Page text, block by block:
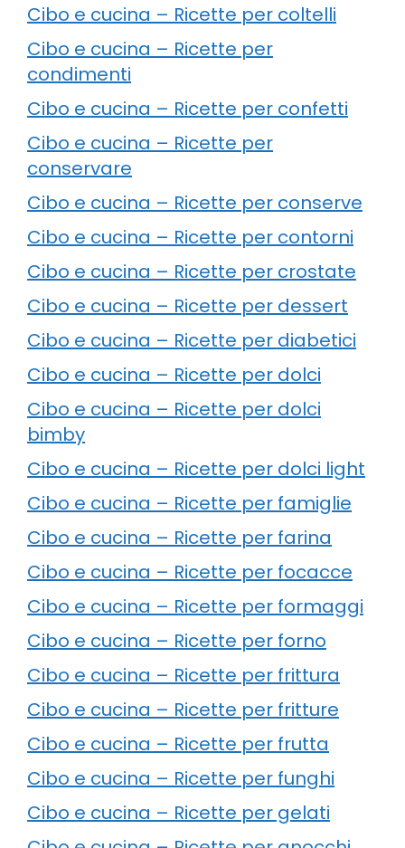
Cibo e cucina – Ricette per coltelli
Cibo e cucina – Ricette per
condimenti
Cibo e cucina – Ricette per confetti
Cibo e cucina – Ricette per
conservare
Cibo e cucina – Ricette per conserve
Cibo e cucina – Ricette per contorni
Cibo e cucina – Ricette per crostate
Cibo e cucina – Ricette per dessert
Cibo e cucina – Ricette per diabetici
Cibo e cucina – Ricette per dolci
Cibo e cucina – Ricette per dolci
bimby
Cibo e cucina – Ricette per dolci light
Cibo e cucina – Ricette per famiglie
Cibo e cucina – Ricette per farina
Cibo e cucina – Ricette per focacce
Cibo e cucina – Ricette per formaggi
Cibo e cucina – Ricette per forno
Cibo e cucina – Ricette per frittura
Cibo e cucina – Ricette per fritture
Cibo e cucina – Ricette per frutta
Cibo e cucina – Ricette per funghi
Cibo e cucina – Ricette per gelati